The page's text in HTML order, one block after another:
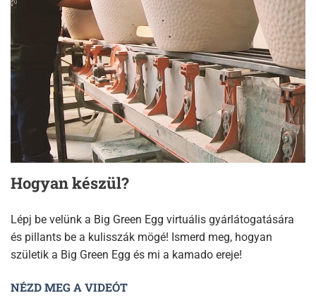
Hogyan készül?
Lépj be velünk a Big Green Egg virtuális gyárlátogatására
és pillants be a kulisszák mögé! Ismerd meg, hogyan
születik a Big Green Egg és mi a kamado ereje!
NÉZD MEG A VIDEÓT